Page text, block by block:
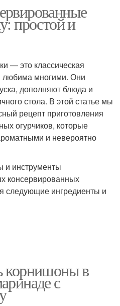
простой и
— это классическая
любима многими. Они
дополняют блюда и
стола. В этой статье мы
рецепт приготовления
огурчиков, которые
и невероятно
и инструменты
консервированных
следующие ингредиенты и
корнишоны в
с